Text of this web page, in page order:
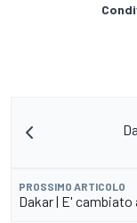
PROSSIMO ARTICOLO
Dakar | E'